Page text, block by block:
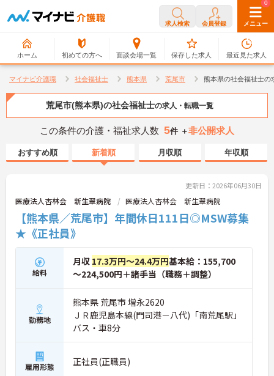
求人検索 会員登録 メニュー
ホーム 初めての方へ 面談会場一覧
0
保存した求人
0
最近見た求人
マイナビ介護職 社会福祉士 熊本県 荒尾市 熊本県の社会福祉士の
荒尾市(熊本県)の社会福祉士の求人・転職一覧
この条件の介護・福祉求人数 5件 ＋非公開求人
おすすめ順 新着順 月収順 年収順
更新日：2026年06月30日
医療法人杏林会 新生翠病院 医療法人杏林会 新生翠病院
【熊本県／荒尾市】年間休日111日◎MSW募集
★《正社員》
給料
月収 17.3万円～24.4万円基本給：155,700
～224,500円＋諸手当（職務＋調整）
勤務地
熊本県 荒尾市 増永2620
ＪＲ鹿児島本線(門司港－八代)「南荒尾駅」
バス・車8分
雇用形態 正社員(正職員)